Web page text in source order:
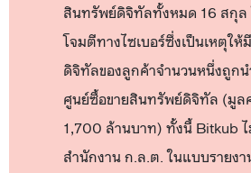
สินทรัพย์ดิจิทัลทั้งหมด 16 สกุล
โจมตีทางไซเบอร์ซึ่งเป็นเหตุใ
ดิจิทัลของลูกค้าจำนวนหนึ่งถูก
ศูนย์ซื้อขายสินทรัพย์ดิจิทัล (มูล
1,700 ล้านบาท) ทั้งนี้ Bitkub
สำนักงาน ก.ล.ต. ในแบบรายง